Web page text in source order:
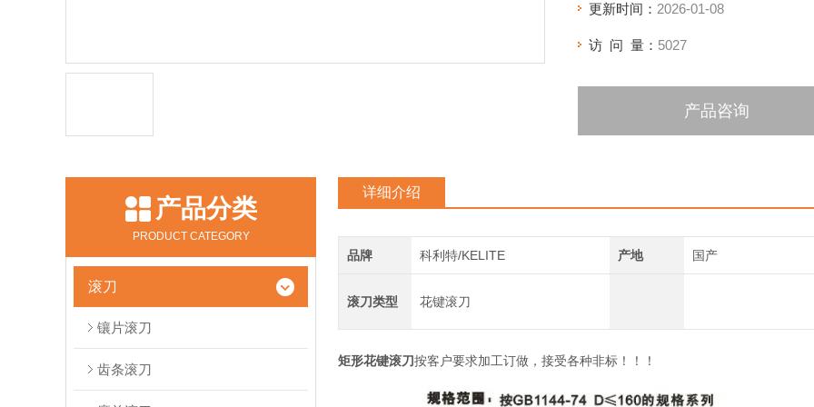
更新时间： 2026-01-08
访 问 量： 5027
产品咨询
产品分类
PRODUCT CATEGORY
滚刀
镶片滚刀
齿条滚刀
详细介绍
品牌 科利特/KELITE 产地 国产
滚刀类型 花键滚刀
矩形花键滚刀按客户要求加工订做，接受各种非标！！！